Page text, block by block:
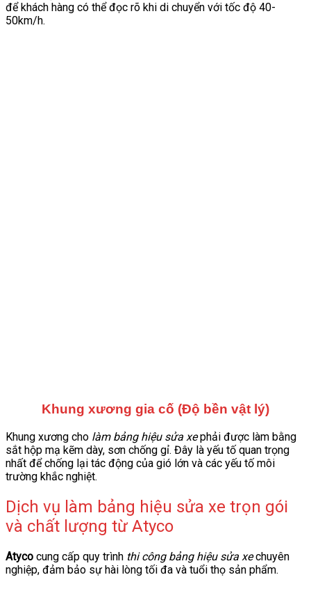
để khách hàng có thể đọc rõ khi di chuyển với tốc độ 40-
50km/h.
Khung xương gia cố (Độ bền vật lý)
Khung xương cho làm bảng hiệu sửa xephải được làm bằng
sắt hộp mạ kẽm dày, sơn chống gỉ. Đây là yếu tố quan trọng
nhất để chống lại tác động của gió lớn và các yếu tố môi
trường khắc nghiệt.
Dịch vụ làm bảng hiệu sửa xe trọn gói
và chất lượng từ Atyco
Atyco cung cấp quy trình thi công bảng hiệu sửa xechuyên
nghiệp, đảm bảo sự hài lòng tối đa và tuổi thọ sản phẩm.